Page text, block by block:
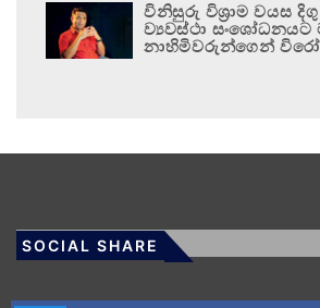
විනිසුරු විශ්‍රාම වයස
ව්‍යවස්ථා සංශෝධනයට
නාහිමිවරුන්ගෙන්
SOCIAL SHARE